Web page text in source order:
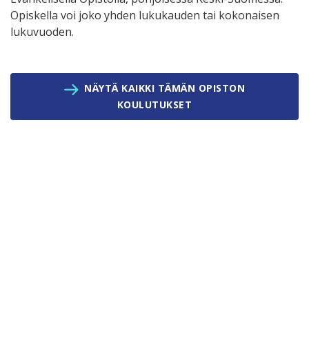
Opiskella voi joko yhden lukukauden tai kokonaisen
lukuvuoden.
NÄYTÄ KAIKKI TÄMÄN OPISTON
KOULUTUKSET